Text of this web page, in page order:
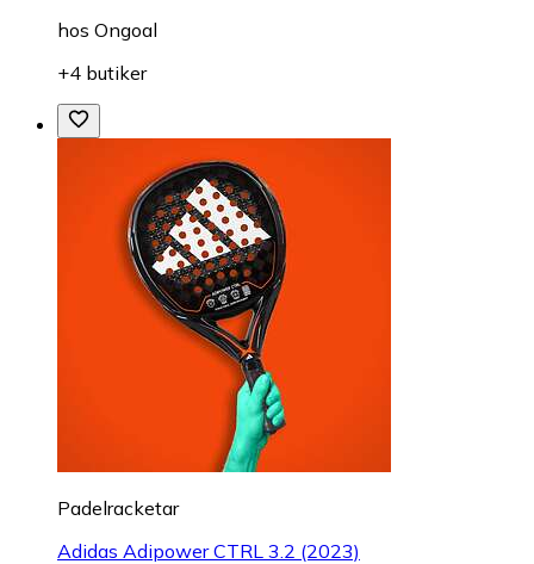
hos Ongoal
+4 butiker
Padelracketar
Adidas Adipower CTRL 3.2 (2023)